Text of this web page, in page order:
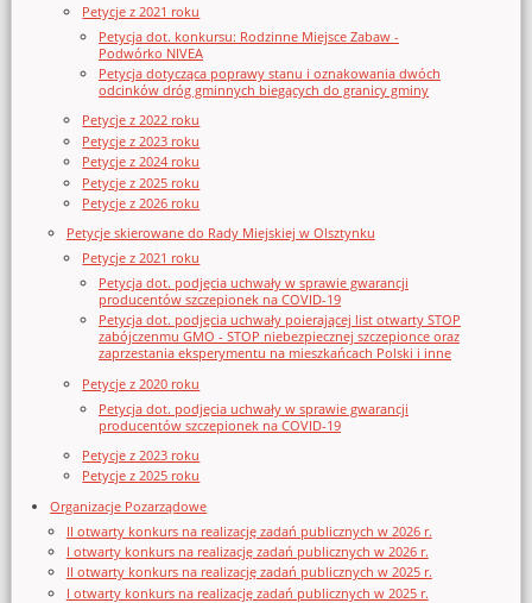
Petycje z 2021 roku
Petycja dot. konkursu: Rodzinne Miejsce Zabaw -
Podwórko NIVEA
Petycja dotycząca poprawy stanu i oznakowania dwóch
odcinków dróg gminnych biegących do granicy gminy
Petycje z 2022 roku
Petycje z 2023 roku
Petycje z 2024 roku
Petycje z 2025 roku
Petycje z 2026 roku
Petycje skierowane do Rady Miejskiej w Olsztynku
Petycje z 2021 roku
Petycja dot. podjęcia uchwały w sprawie gwarancji
producentów szczepionek na COVID-19
Petycja dot. podjęcia uchwały poierającej list otwarty STOP
zabójczenmu GMO - STOP niebezpiecznej szczepionce oraz
zaprzestania eksperymentu na mieszkańcach Polski i inne
Petycje z 2020 roku
Petycja dot. podjęcia uchwały w sprawie gwarancji
producentów szczepionek na COVID-19
Petycje z 2023 roku
Petycje z 2025 roku
Organizacje Pozarządowe
II otwarty konkurs na realizację zadań publicznych w 2026 r.
I otwarty konkurs na realizację zadań publicznych w 2026 r.
II otwarty konkurs na realizację zadań publicznych w 2025 r.
I otwarty konkurs na realizację zadań publicznych w 2025 r.